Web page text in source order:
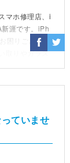
マホ修理店、i
涯です。iPh
困りごと解
取りやガラス
ていませ